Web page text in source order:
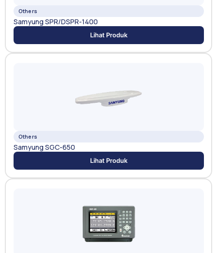
Others
Samyung SPR/DSPR-1400
Lihat Produk
Others
Samyung SGC-650
Lihat Produk